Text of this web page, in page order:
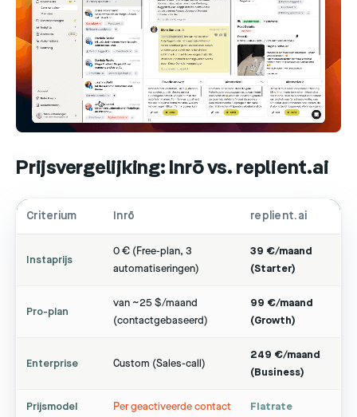
Prijsvergelijking: Inrō vs. replient.ai
Criterium Inrō replient.ai
Instaprijs
0 € (Free-plan, 3
automatiseringen)
39 €/maand
(Starter)
Pro-plan
van ~25 $/maand
(contactgebaseerd)
99 €/maand
(Growth)
Enterprise Custom (Sales-call)
249 €/maand
(Business)
Prijsmodel Per geactiveerde contact Flatrate